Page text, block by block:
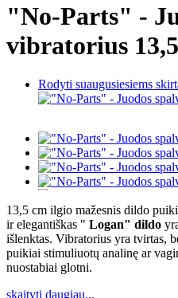
"No-Parts" -
vibratorius
Rodyti suaugusiesiems
13,5 cm ilgio mažesnis dildo
ir elegantiškas " Logan" dildo
išlenktas. Vibratorius yra tvirtas,
puikiai stimuliuotų analinę ar
nuostabiai glotni.
skaityti daugiau...